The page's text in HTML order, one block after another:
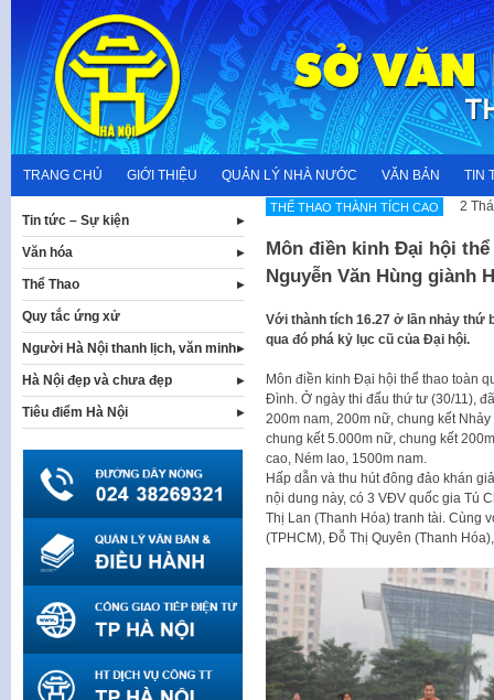
content
TRANG CHỦ GIỚI THIỆU QUẢN LÝ NHÀ NƯỚC VĂN BẢN TIN
THẾ THAO THÀNH TÍCH CAO 2
Môn điền kinh Đại hội
Nguyễn Văn Hùng giành
Với thành tích 16.27 ở lần nhảy thứ
qua đó phá kỷ lục cũ của Đại hội.
Môn điền kinh Đại hội thể thao toàn
Đình. Ở ngày thi đấu thứ tư (30/11),
200m nam, 200m nữ, chung kết
chung kết 5.000m nữ, chung kết
cao, Ném lao, 1500m nam.
Hấp dẫn và thu hút đông đảo khán
nội dung này, có 3 VĐV quốc gia Tú
Thị Lan (Thanh Hóa) tranh tài. Cùng
(TPHCM), Đỗ Thị Quyên (Thanh
Tin tức – Sự kiện
Văn hóa
Thể Thao
Quy tắc ứng xử
Người Hà Nội thanh lịch, văn minh
Hà Nội đẹp và chưa đẹp
Tiêu điểm Hà Nội